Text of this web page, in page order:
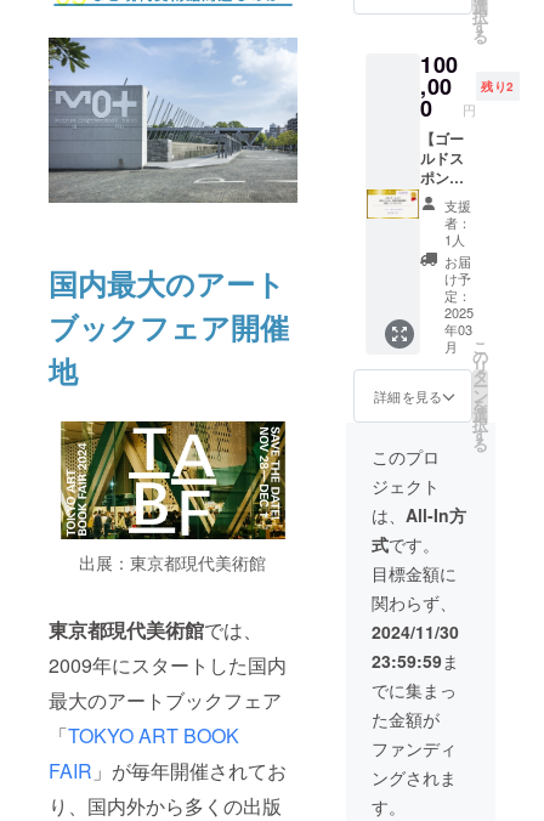
国内最大のアート
ブックフェア開催
地
出展：東京都現代美術館
東京都現代美術館では、
2009年にスタートした国内
最大のアートブックフェア
「TOKYO ART BOOK
FAIR 」が毎年開催されてお
り、国内外から多くの出版
ターン
れま
す。 ・
用紙代
は別
途：1枚
2円〜
（紙の
種類に
よって
値段が
異なり
ます）
・有効
期間：
オープ
ンから1
年間
ーーー
ーーー
ク
チャー
プラン
90分チ
ケット
（リソ
グラ
フ）2枚
作成い
（デー
タ持ち
込み
可） ・
印刷サ
イズはS
サイズ
(200×1
80mm)
の1種類
です。
・製版
代 (Sサ
イズ)は
リター
ンに含
す。 ・
インク
代は1色
までリ
ターン
に含ま
れま
す。2色
目以降
は770
円〜
1,210円
（イン
クの種
類に
よって
値段が
異なり
ます）
・印刷
素材を
ファン
ディン
グで支
援をし
た旨を
手紙で
同封く
ださ
い。※送
料はご
負担願
いま
す）
ーーー
ーーー
ーーー
ー ・店
内展示
てご来
店いた
だき、
スタッ
フにク
ラウド
ファン
ディン
グで支
援をし
た旨を
お伝え
くださ
い。 ・
ご来店
が難し
い場合
は郵送
ラウド
ファン
ディン
グで支
援をし
た旨を
手紙で
同封く
ださ
い。（※
送料は
ご負担
願いま
す）
ーーー
ーーー
ーーー
ー ②HP
効期
舗オー
プンか
ら1年間
・SNS
等で宣
伝をお
手伝い
しま
す。 ・
ものづ
くりに
関する
ワーク
ショッ
プであ
れば基
本的に
OKです
が、内
容に
よって
はお断
りさせ
ていた
だく場
合がご
ざいま
すので
ご了承
くださ
い。 ・
事前打
ち合わ
せを行
います
ので、
クラウ
ドファ
選
択
す
る
100
,00
0 円
残り2
【ゴー
ルドス
ポン
サー】
①店内
で個展
（土日2
日間）
を開催
してい
ただけ
ます！
・有効
期間：
店舗
オープ
ンから1
年間 ・
SNS等
で宣伝
をお手
伝いし
ます。
・作品
の内容
によっ
てはお
断りさ
せてい
ただく
場合が
ござい
ますの
で、ご
支援
者：
1人
お届
け予
定：
2025
年03
月
詳細を見る
こ
の
リ
タ
ー
ン
を
選
択
す
る
このプロ
ジェクト
は、 All-In方
式です。
目標金額に
関わらず、
2024/11/30
23:59:59ま
でに集まっ
た金額が
ファンディ
ングされま
す。